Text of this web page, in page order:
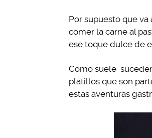
Por supuesto que
comer la carne al
ese toque dulce de
Como suele suceder
platillos que son
estas aventuras